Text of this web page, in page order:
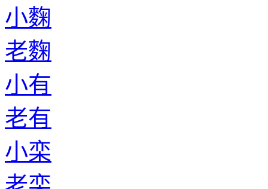
小麴
老麴
小有
老有
小栾